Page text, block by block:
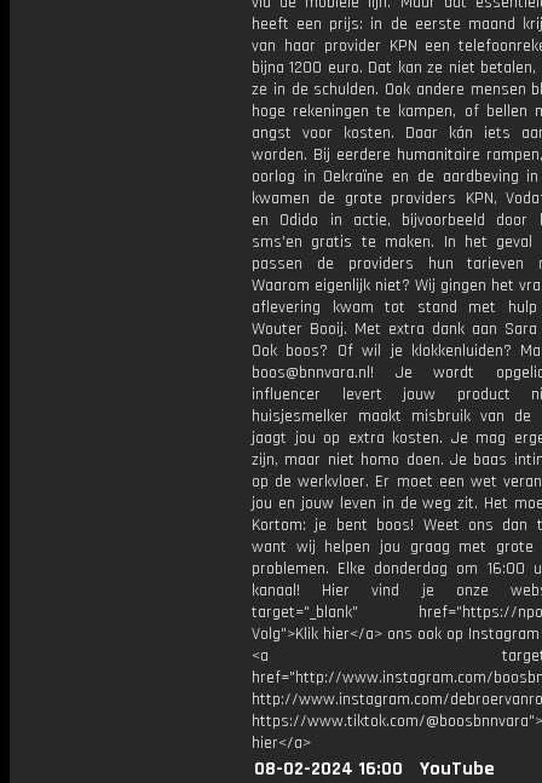
heeft een prijs: in de eerste maand
van haar provider KPN een
bijna 1200 euro. Dat kan ze niet
ze in de schulden. Ook andere mensen
hoge rekeningen te kampen, of bellen
angst voor kosten. Daar kán iets
worden. Bij eerdere humanitaire
oorlog in Oekraïne en de aardbeving in
kwamen de grote providers KPN,
en Odido in actie, bijvoorbeeld door
sms'en gratis te maken. In het geval
passen de providers hun tarieven
Waarom eigenlijk niet? Wij gingen het
aflevering kwam tot stand met
Wouter Booij. Met extra dank aan Sara
Ook boos? Of wil je klokkenluiden?
boos@bnnvara.nl! Je wordt
influencer levert jouw product
huisjesmelker maakt misbruik van de
jaagt jou op extra kosten. Je mag
zijn, maar niet homo doen. Je baas
op de werkvloer. Er moet een wet
jou en jouw leven in de weg zit. Het
Kortom: je bent boos! Weet ons dan
want wij helpen jou graag met grote
problemen. Elke donderdag om 16:00
kanaal! Hier vind je onze
target="_blank" href="https://
Volg">Klik hier</a> ons ook op Instagram
<a
href="http://www.instagram.com/
http://www.instagram.com/
https://www.tiktok.com/
hier</a>
08-02-2024 16:00
YouTube